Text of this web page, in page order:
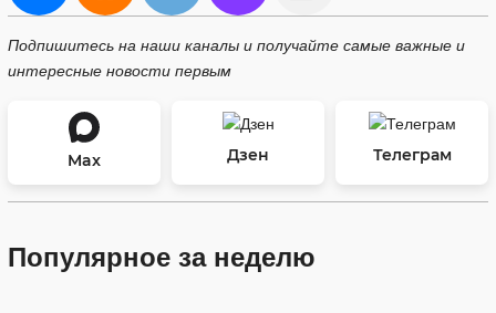
Подпишитесь на наши каналы и получайте самые важные и
интересные новости первым
Max Дзен Телеграм
Популярное за неделю